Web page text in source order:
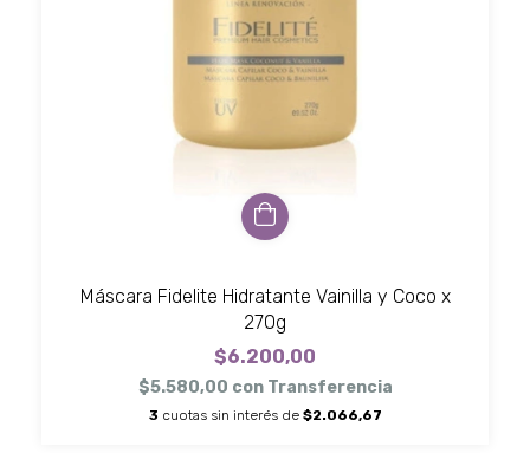
Máscara Fidelite Hidratante Vainilla y Coco x
270g
$6.200,00
$5.580,00 con Transferencia
3 cuotas sin interés de $2.066,67